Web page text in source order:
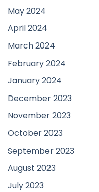
May 2024
April 2024
March 2024
February 2024
January 2024
December 2023
November 2023
October 2023
September 2023
August 2023
July 2023